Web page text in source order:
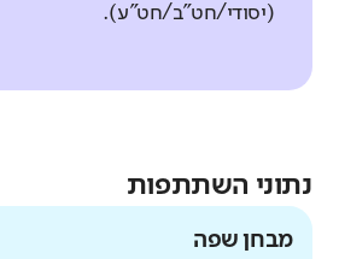
(יסודי/חט"ב/חט"ע).
נתוני השתתפות
מבחן שפה